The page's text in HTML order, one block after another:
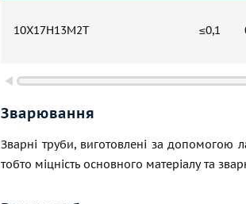
10Х17Н13М2Т ≤0,1
Зварювання
Зварні труби, виготовлені за допомогою
тобто міцність основного матеріалу та